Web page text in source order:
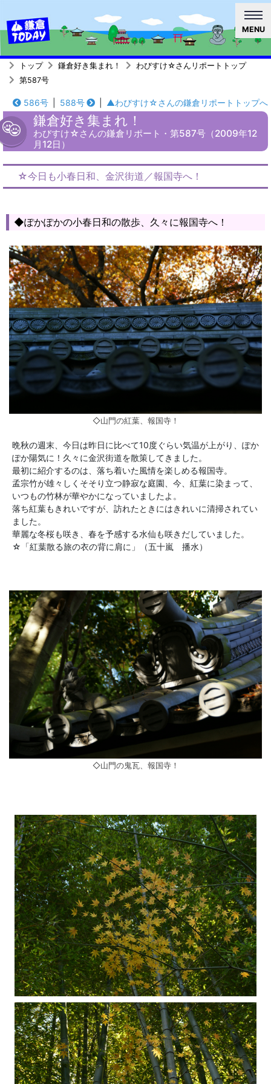
MENU
トップ 鎌倉好き集まれ！
わびすけ☆さんリポートトップ
第587号
586号 588号 ▲わびすけ☆さんの鎌倉リポートトップへ
鎌倉好き集まれ！
わびすけ☆さんの鎌倉リポート・第587号（2009年12
月12日）
☆今日も小春日和、金沢街道／報国寺へ！
◆ぽかぽかの小春日和の散歩、久々に報国寺へ！
◇山門の紅葉、報国寺！
晩秋の週末、今日は昨日に比べて10度ぐらい気温が上がり、ぽか
ぽか陽気に！久々に金沢街道を散策してきました。
最初に紹介するのは、落ち着いた風情を楽しめる報国寺。
孟宗竹が雄々しくそそり立つ静寂な庭園、今、紅葉に染まって、
いつもの竹林が華やかになっていましたよ。
落ち紅葉もきれいですが、訪れたときにはきれいに清掃されてい
ました。
華麗な冬桜も咲き、春を予感する水仙も咲きだしていました。
☆「紅葉散る旅の衣の背に肩に」（五十嵐 播水）
◇山門の鬼瓦、報国寺！